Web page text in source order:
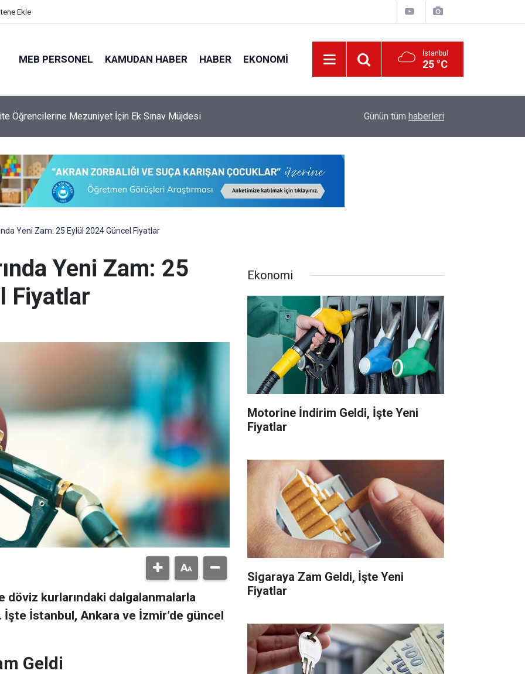
Ekle
MEB PERSONEL KAMUDAN HABER HABER EKONOMI İstanbul
25 °C
Genel Müdürlüğü'ne 6.250 Kişilik Yeni Kadro MEB Öğretmenlere İl Emri Atama Hakkı
Günün tüm haberleri
Yeni Zam: 25 Eylül 2024 Güncel Fiyatlar
Yeni Zam: 25
Fiyatlar
döviz kurlarındaki dalgalanmalarla
İstanbul, Ankara ve İzmir’de güncel
Geldi
Ekonomi
Motorine İndirim Geldi, İşte Yeni
Fiyatlar
Sigaraya Zam Geldi, İşte Yeni
Fiyatlar